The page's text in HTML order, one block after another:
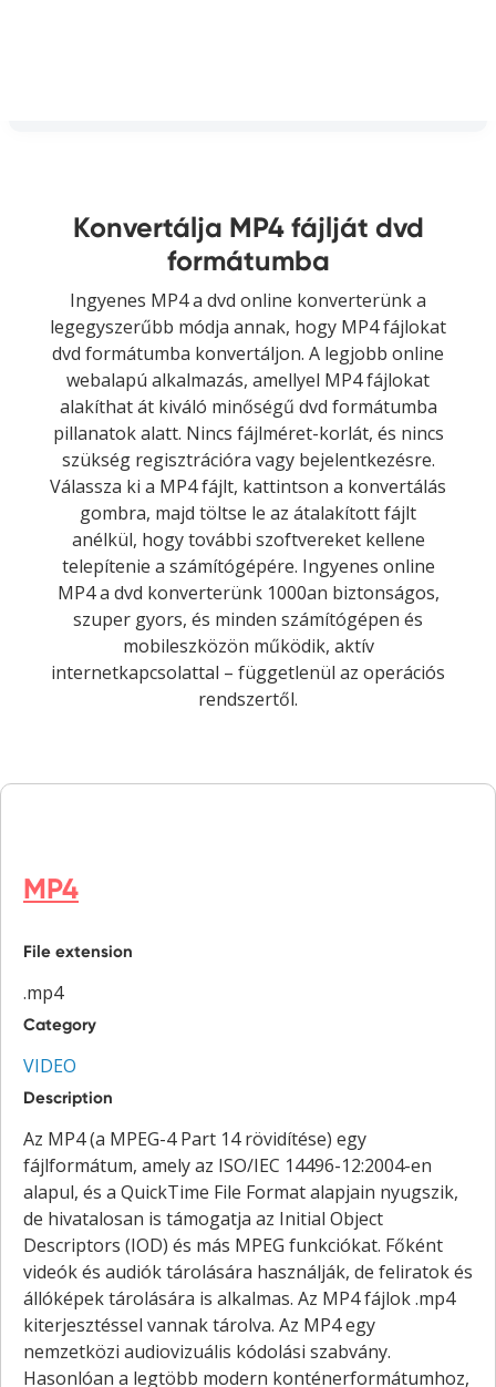
Konvertálja MP4 fájlját dvd
formátumba
Ingyenes MP4 a dvd online konverterünk a
legegyszerűbb módja annak, hogy MP4 fájlokat
dvd formátumba konvertáljon. A legjobb online
webalapú alkalmazás, amellyel MP4 fájlokat
alakíthat át kiváló minőségű dvd formátumba
pillanatok alatt. Nincs fájlméret-korlát, és nincs
szükség regisztrációra vagy bejelentkezésre.
Válassza ki a MP4 fájlt, kattintson a konvertálás
gombra, majd töltse le az átalakított fájlt
anélkül, hogy további szoftvereket kellene
telepítenie a számítógépére. Ingyenes online
MP4 a dvd konverterünk 1000an biztonságos,
szuper gyors, és minden számítógépen és
mobileszközön működik, aktív
internetkapcsolattal – függetlenül az operációs
rendszertől.
MP4
File extension
.mp4
Category
VIDEO
Description
Az MP4 (a MPEG-4 Part 14 rövidítése) egy
fájlformátum, amely az ISO/IEC 14496-12:2004-en
alapul, és a QuickTime File Format alapjain nyugszik,
de hivatalosan is támogatja az Initial Object
Descriptors (IOD) és más MPEG funkciókat. Főként
videók és audiók tárolására használják, de feliratok és
állóképek tárolására is alkalmas. Az MP4 fájlok .mp4
kiterjesztéssel vannak tárolva. Az MP4 egy
nemzetközi audiovizuális kódolási szabvány.
Hasonlóan a legtöbb modern konténerformátumhoz,